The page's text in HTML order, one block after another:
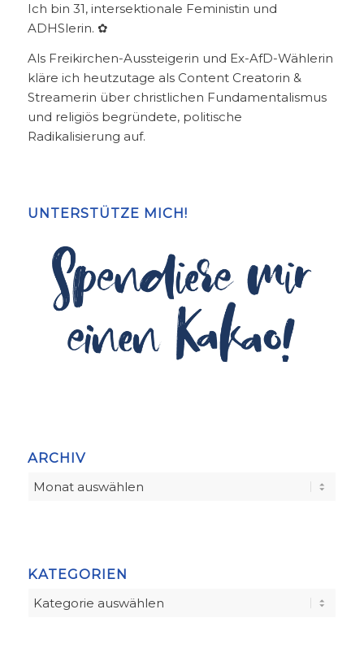
Ich bin 31, intersektionale Feministin und
ADHSlerin. ✿
Als Freikirchen-Aussteigerin und Ex-AfD-Wählerin
kläre ich heutzutage als Content Creatorin &
Streamerin über christlichen Fundamentalismus
und religiös begründete, politische
Radikalisierung auf.
UNTERSTÜTZE MICH!
ARCHIV
KATEGORIEN
Kategorien